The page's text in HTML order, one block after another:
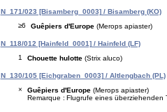
N_171/023 [Bisamberg_0003] / Bisamberg (KO)
≥6
Guêpiers d'Europe (Merops apiaster)
N_118/012 [Hainfeld_0001] / Hainfeld (LF)
1
Chouette hulotte (Strix aluco)
N_130/105 [Eichgraben_0003] / Altlengbach (PL)
×
Guêpiers d'Europe (Merops apiaster)
Remarque : Flugrufe eines überziehenden